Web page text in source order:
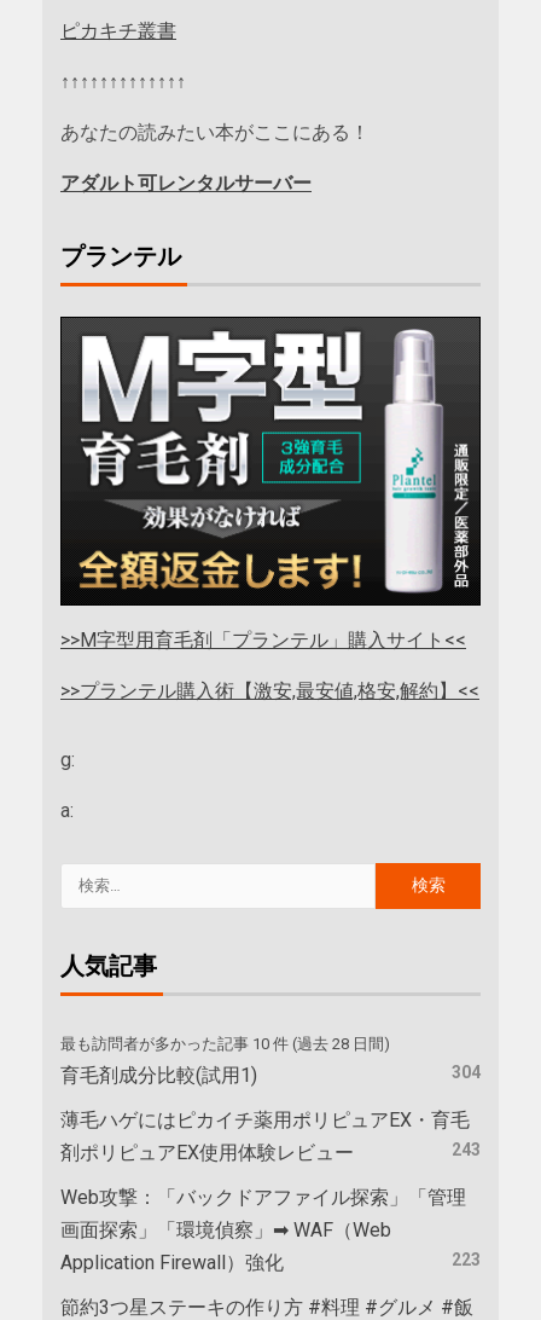
ピカキチ叢書
↑↑↑↑↑↑↑↑↑↑↑↑↑
あなたの読みたい本がここにある！
アダルト可レンタルサーバー
プランテル
>>M字型用育毛剤「プランテル」購入サイト<<
>>プランテル購入術【激安,最安値,格安,解約】<<
g:
a:
人気記事
最も訪問者が多かった記事 10 件 (過去 28 日間)
育毛剤成分比較(試用1) 304
薄毛ハゲにはピカイチ薬用ポリピュアEX・育毛
剤ポリピュアEX使用体験レビュー
243
Web攻撃：「バックドアファイル探索」「管理
画面探索」「環境偵察」➡ WAF（Web
Application Firewall）強化
223
節約3つ星ステーキの作り方 #料理 #グルメ #飯